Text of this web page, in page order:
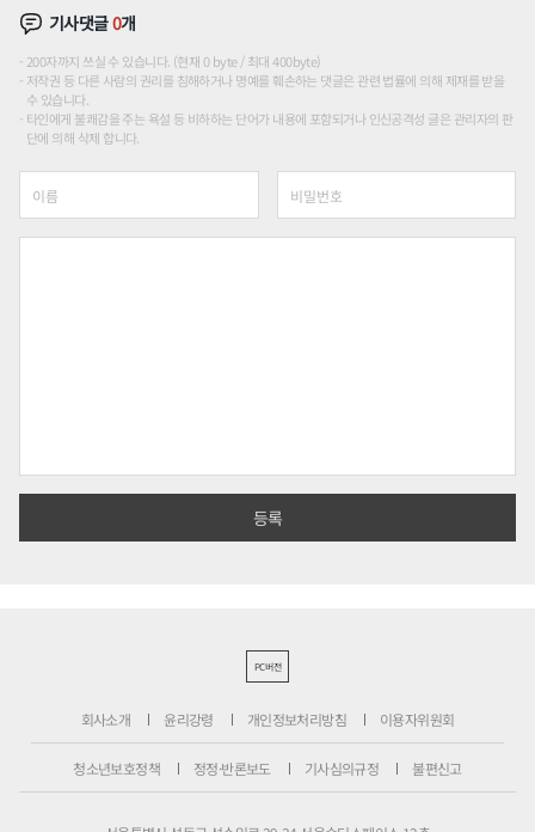
기사댓글0개
200자까지 쓰실 수 있습니다. (현재 0 byte / 최대 400byte)
저작권 등 다른 사람의 권리를 침해하거나 명예를 훼손하는 댓글은 관련 법률에 의해 제재를 받을
수 있습니다.
타인에게 불쾌감을 주는 욕설 등 비하하는 단어가 내용에 포함되거나 인신공격성 글은 관리자의 판
단에 의해 삭제 합니다.
PC버전
회사소개 윤리강령 개인정보처리방침 이용자위원회
청소년보호정책 정정·반론보도 기사심의규정 불편신고